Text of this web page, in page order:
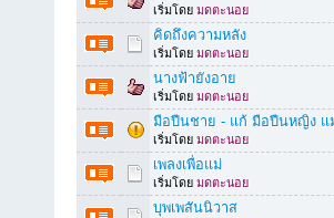
เริ่มโดย มดตะนอย
คิดถึงความหลัง
เริ่มโดย มดตะนอย
นางฟ้ายังอาย
เริ่มโดย มดตะนอย
มือปืนชาย - แก้ มือปืนหญิง แ
เริ่มโดย มดตะนอย
เพลงเพื่อแม่
เริ่มโดย มดตะนอย
บุพเพสันนิวาส